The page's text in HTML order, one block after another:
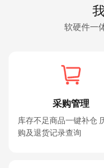
软硬件一
采购管理
库存不足商品一键补仓
购及退货记录查询